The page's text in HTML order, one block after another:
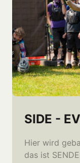
SIDE -
Hier wird
das ist